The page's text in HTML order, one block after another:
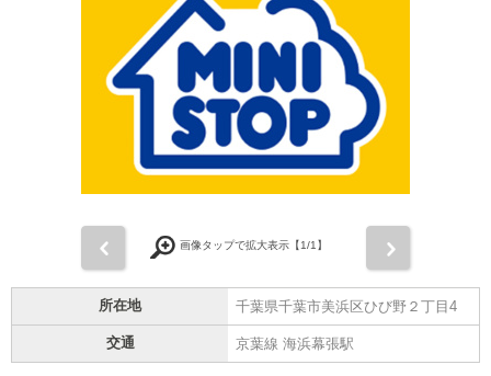
画像タップで拡大表示【1/1】
所在地 千葉県千葉市美浜区ひび野２丁目4
交通 京葉線 海浜幕張駅